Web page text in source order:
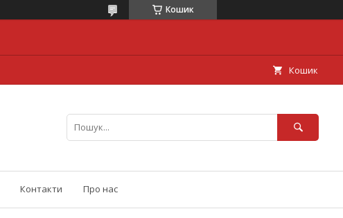
Кошик
Кошик
Контакти Про нас